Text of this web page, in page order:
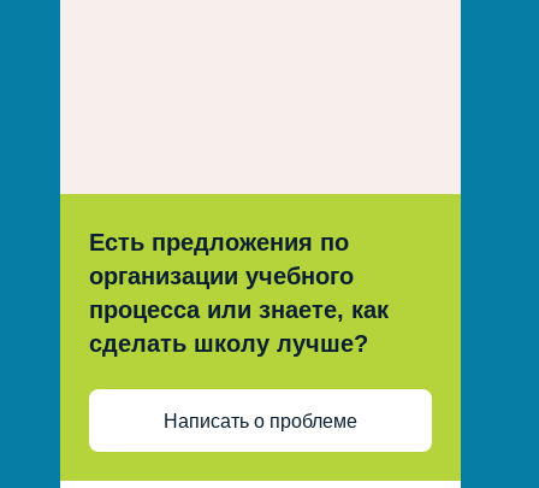
Есть предложения по
организации учебного
процесса или знаете, как
сделать школу лучше?
Написать о проблеме